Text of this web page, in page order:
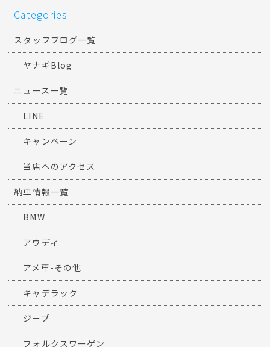
Categories
スタッフブログ一覧
ヤナギBlog
ニュース一覧
LINE
キャンペーン
当店へのアクセス
納車情報一覧
BMW
アウディ
アメ車-その他
キャデラック
ジープ
フォルクスワーゲン